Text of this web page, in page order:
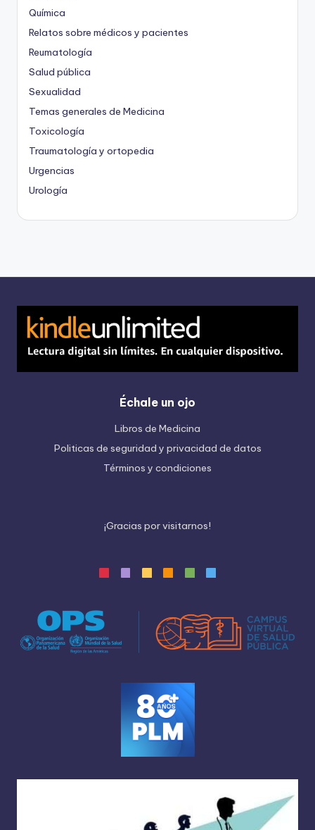
Química
Relatos sobre médicos y pacientes
Reumatología
Salud pública
Sexualidad
Temas generales de Medicina
Toxicología
Traumatología y ortopedia
Urgencias
Urología
Échale un ojo
Libros de Medicina
Politicas de seguridad y privacidad de datos
Términos y condiciones
¡Gracias porvisitarnos!